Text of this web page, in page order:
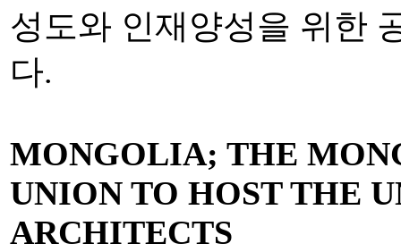
성도와 인재양성을 위한
다.
MONGOLIA; THE
UNION TO HOST THE
ARCHITECTS